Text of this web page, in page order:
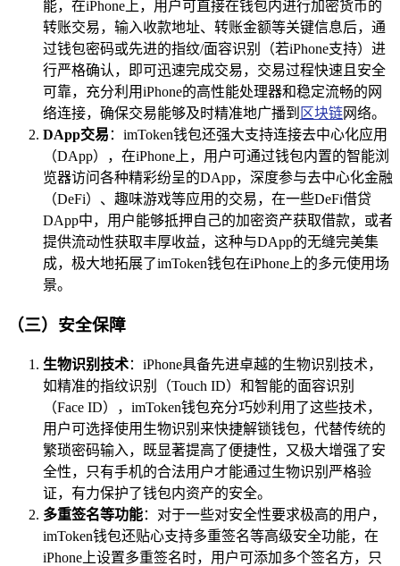
能，在iPhone上，用户可直接在钱包内进行加密货币的
转账交易，输入收款地址、转账金额等关键信息后，通
过钱包密码或先进的指纹/面容识别（若iPhone支持）进
行严格确认，即可迅速完成交易，交易过程快速且安全
可靠，充分利用iPhone的高性能处理器和稳定流畅的网
络连接，确保交易能够及时精准地广播到 区块链网络。
DApp交易 ：imToken钱包还强大支持连接去中心化应用
（DApp），在iPhone上，用户可通过钱包内置的智能浏
览器访问各种精彩纷呈的DApp，深度参与去中心化金融
（DeFi）、趣味游戏等应用的交易，在一些DeFi借贷
DApp中，用户能够抵押自己的加密资产获取借款，或者
提供流动性获取丰厚收益，这种与DApp的无缝完美集
成，极大地拓展了imToken钱包在iPhone上的多元使用场
景。
（三）安全保障
生物识别技术：iPhone具备先进卓越的生物识别技术，
如精准的指纹识别（Touch ID）和智能的面容识别
（Face ID），imToken钱包充分巧妙利用了这些技术，
用户可选择使用生物识别来快捷解锁钱包，代替传统的
繁琐密码输入，既显著提高了便捷性，又极大增强了安
全性，只有手机的合法用户才能通过生物识别严格验
证，有力保护了钱包内资产的安全。
多重签名等功能：对于一些对安全性要求极高的用户，
imToken钱包还贴心支持多重签名等高级安全功能，在
iPhone上设置多重签名时，用户可添加多个签名方，只